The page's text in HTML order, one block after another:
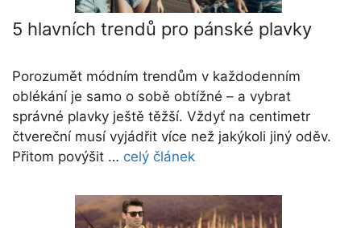
5 hlavních trendů pro pánské plavky
Porozumět módním trendům v každodenním
oblékání je samo o sobě obtížné – a vybrat
správné plavky ještě těžší. Vždyť na centimetr
čtvereční musí vyjádřit více než jakýkoli jiný oděv.
Přitom povýšit … celý článek